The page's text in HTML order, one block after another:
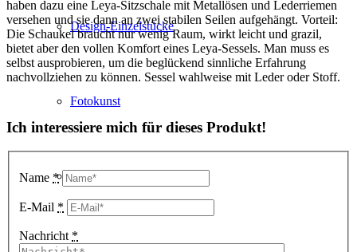
Design-Einzelstücke
Fotokunst
3D Visualisierungen
haben dazu eine Leya-Sitzschale mit Metallösen und Lederriemen
versehen und sie dann an zwei stabilen Seilen aufgehängt. Vorteil:
Die Schaukel braucht nur wenig Raum, wirkt leicht und grazil,
bietet aber den vollen Komfort eines Leya-Sessels. Man muss es
selbst ausprobieren, um die beglückend sinnliche Erfahrung
nachvollziehen zu können. Sessel wahlweise mit Leder oder Stoff.
Ich interessiere mich für dieses Produkt!
Name *
E-Mail *
Nachricht *